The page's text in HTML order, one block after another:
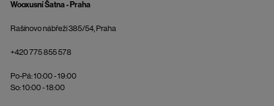
Wooxusní Šatna - Praha
Rašínovo nábřeží 385/54, Praha
+420 775 855 578
Po-Pá: 10:00 - 19:00
So: 10:00 - 18:00